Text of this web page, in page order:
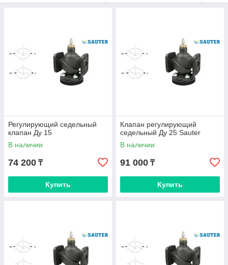
Регулирующий седельный
клапан Ду 15
В наличии
74 200 ₸
Купить
Клапан регулирующий
седельный Ду 25 Sauter
В наличии
91 000 ₸
Купить